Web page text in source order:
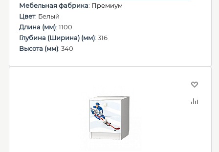
Мебельная фабрика: Премиум
Цвет: Белый
Длина (мм): 1100
Глубина (Ширина) (мм): 316
Высота (мм): 340